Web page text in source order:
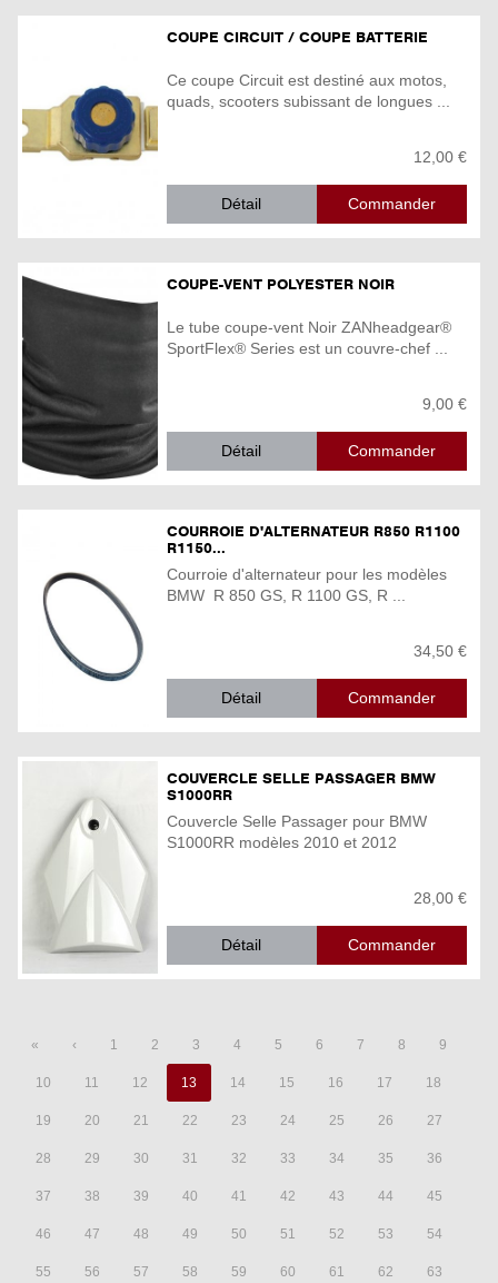
COUPE CIRCUIT / COUPE BATTERIE
Ce coupe Circuit est destiné aux motos,
quads, scooters subissant de longues ...
12,00 €
Détail
COUPE-VENT POLYESTER NOIR
Le tube coupe-vent Noir ZANheadgear®
SportFlex® Series est un couvre-chef ...
9,00 €
Détail
COURROIE D'ALTERNATEUR R850 R1100
R1150...
Courroie d'alternateur pour les modèles
BMW R 850 GS, R 1100 GS, R ...
34,50 €
Détail
COUVERCLE SELLE PASSAGER BMW
S1000RR
Couvercle Selle Passager pour BMW
S1000RR modèles 2010 et 2012
28,00 €
Détail
« ‹ 1 2 3 4 5 6 7 8 9
10 11 12 13 14 15 16 17 18
19 20 21 22 23 24 25 26 27
28 29 30 31 32 33 34 35 36
37 38 39 40 41 42 43 44 45
46 47 48 49 50 51 52 53 54
55 56 57 58 59 60 61 62 63